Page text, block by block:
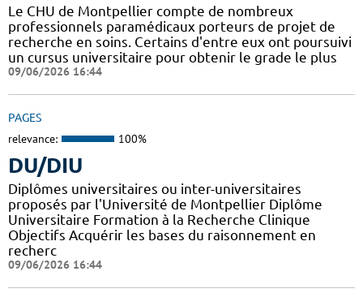
Le CHU de Montpellier compte de nombreux
professionnels paramédicaux porteurs de projet de
recherche en soins. Certains d'entre eux ont poursuivi
un cursus universitaire pour obtenir le grade le plus
09/06/2026 16:44
PAGES
relevance: 100%
DU/DIU
Diplômes universitaires ou inter-universitaires
proposés par l'Université de Montpellier Diplôme
Universitaire Formation à la Recherche Clinique
Objectifs Acquérir les bases du raisonnement en
recherc
09/06/2026 16:44